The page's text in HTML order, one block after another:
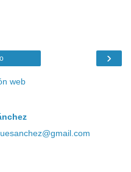
›
web